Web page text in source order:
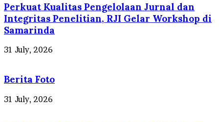
Perkuat Kualitas Pengelolaan Jurnal dan
Integritas Penelitian, RJI Gelar Workshop di
Samarinda
31 July, 2026
Berita Foto
31 July, 2026